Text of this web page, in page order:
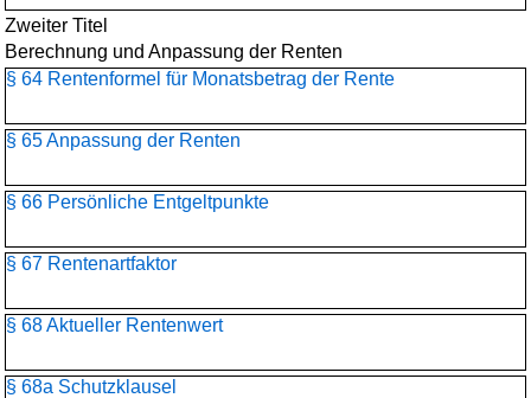
Zweiter Titel
Berechnung und Anpassung der Renten
§ 64 Rentenformel für Monatsbetrag der Rente
§ 65 Anpassung der Renten
§ 66 Persönliche Entgeltpunkte
§ 67 Rentenartfaktor
§ 68 Aktueller Rentenwert
§ 68a Schutzklausel